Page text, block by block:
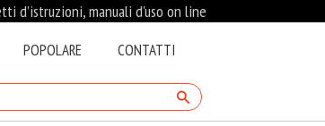
d’istruzioni, manuali d'uso on line
POPOLARE CONTATTI